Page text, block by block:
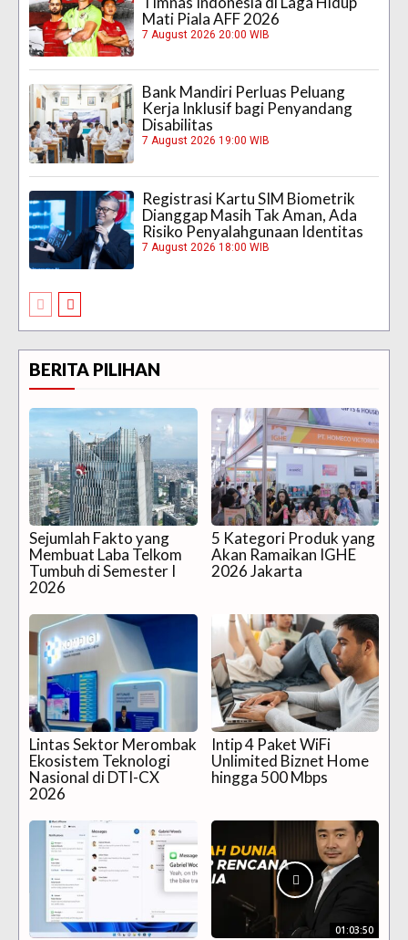
Mati Piala AFF 2026
7 August 2026 20:00 WIB
Bank Mandiri Perluas Peluang
Kerja Inklusif bagi Penyandang
Disabilitas
7 August 2026 19:00 WIB
Registrasi Kartu SIM Biometrik
Dianggap Masih Tak Aman, Ada
Risiko Penyalahgunaan Identitas
7 August 2026 18:00 WIB
BERITA PILIHAN
Sejumlah Fakto yang
Membuat Laba Telkom
Tumbuh di Semester I
2026
5 Kategori Produk yang
Akan Ramaikan IGHE
2026 Jakarta
Lintas Sektor Merombak
Ekosistem Teknologi
Nasional di DTI-CX
2026
Intip 4 Paket WiFi
Unlimited Biznet Home
hingga 500 Mbps
01:03:50